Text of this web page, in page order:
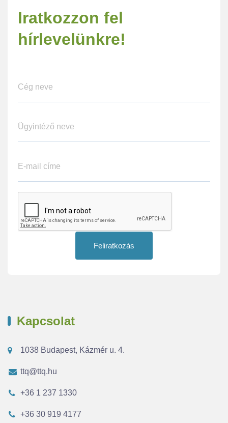
Iratkozzon fel
hírlevelünkre!
Feliratkozás
Kapcsolat
1038 Budapest, Kázmér u. 4.
ttq@ttq.hu
+36 1 237 1330
+36 30 919 4177